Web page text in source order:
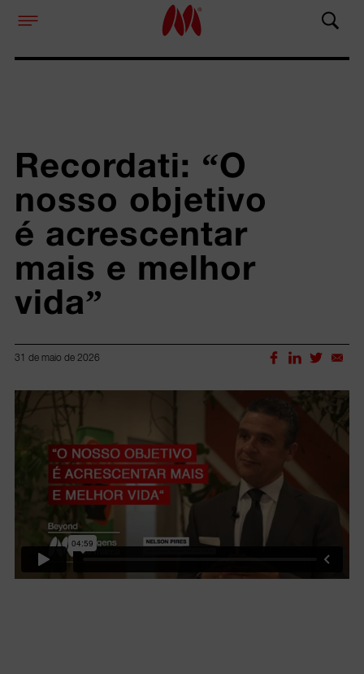
Recordati: “O
nosso objetivo
é acrescentar
mais e melhor
vida”
31 de maio de 2026
Lorem ipsum dolor sit amet, consectetur adipiscing elit.